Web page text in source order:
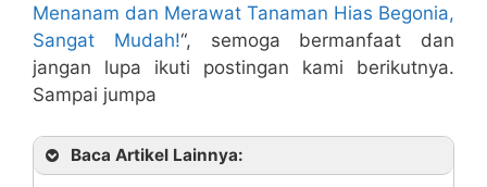
Menanam dan Merawat Tanaman Hias Begonia,
Sangat Mudah!“, semoga bermanfaat dan
jangan lupa ikuti postingan kami berikutnya.
Sampai jumpa
Baca Artikel Lainnya: